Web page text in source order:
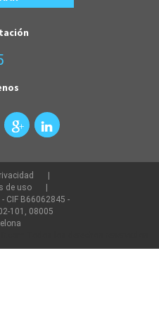
de uso
- CIF B66062845 -
101, 08005